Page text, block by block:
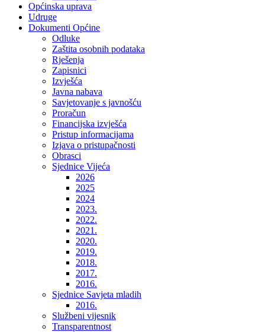
Općinska uprava
Udruge
Dokumenti Općine
Odluke
Zaštita osobnih podataka
Rješenja
Zapisnici
Izvješća
Javna nabava
Savjetovanje s javnošću
Proračun
Financijska izvješća
Pristup informacijama
Izjava o pristupačnosti
Obrasci
Sjednice Vijeća
2026
2025
2024
2023.
2022.
2021.
2020.
2019.
2018.
2017.
2016.
Sjednice Savjeta mladih
2016.
Službeni vijesnik
Transparentnost